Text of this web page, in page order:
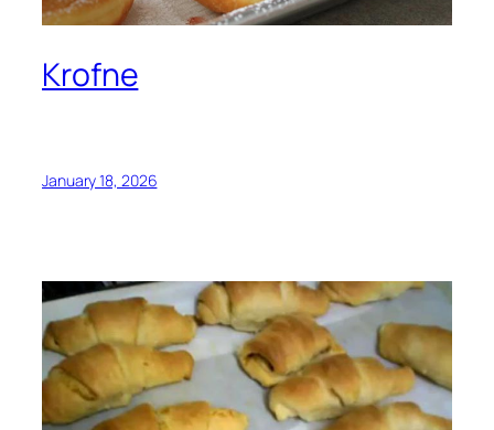
Krofne
January 18, 2026